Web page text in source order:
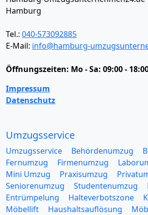
Hamburg
Tel.: 040-573092885
E-Mail: info@hamburg-
Öffnungszeiten: Mo - Sa: 09:00 -
Impressum
Datenschutz
Umzugsservice
Umzugsservice Behördenumzug
Fernumzug
Firmenumzug
Mini Umzug
Praxisumzug
Seniorenumzug
Studentenumzug
Entrümpelung
Halteverbotszone
Möbellift
Haushaltsauflösung